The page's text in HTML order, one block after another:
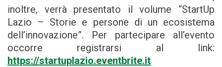
inoltre, verrà presentato il volume “StartUp
Lazio – Storie e persone di un ecosistema
dell’innovazione”. Per partecipare all’evento
occorre registrarsi al link:
https://startuplazio.eventbrite.it